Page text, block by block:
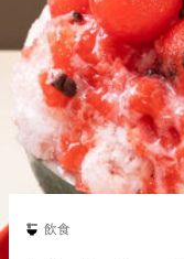
飲食